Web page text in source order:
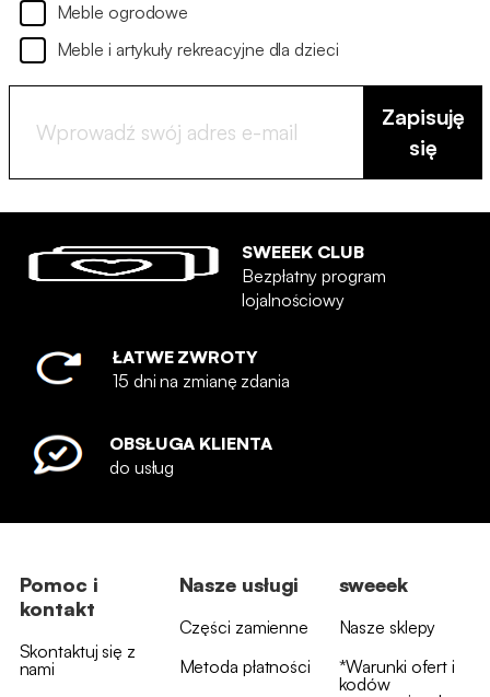
Meble ogrodowe
Meble i artykuły rekreacyjne dla dzieci
Zapisuję
się
SWEEEK CLUB
Bezpłatny program
lojalnościowy
ŁATWE ZWROTY
15 dni na zmianę zdania
OBSŁUGA KLIENTA
do usług
Pomoc i
kontakt
Skontaktuj się z
nami
Nasze usługi
Części zamienne
Metoda płatności
sweeek
Nasze sklepy
*Warunki ofert i
kodów